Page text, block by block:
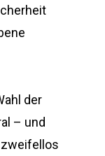
der
– und